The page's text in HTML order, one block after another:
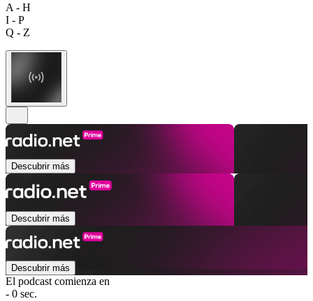
A - H
I - P
Q - Z
Descubrir más
Descubrir más
Descubrir más
El podcast comienza en
- 0 sec.